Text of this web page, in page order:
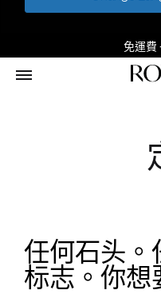
免運費
任何石头。
标志。你想